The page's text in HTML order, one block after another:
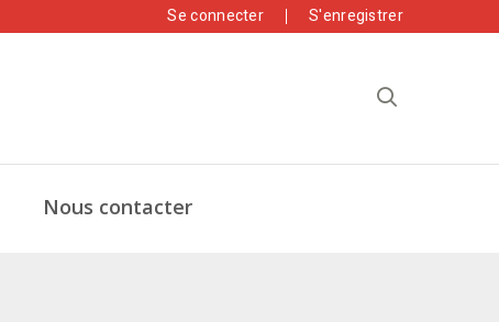
Se connecter S'enregistrer
Nous contacter